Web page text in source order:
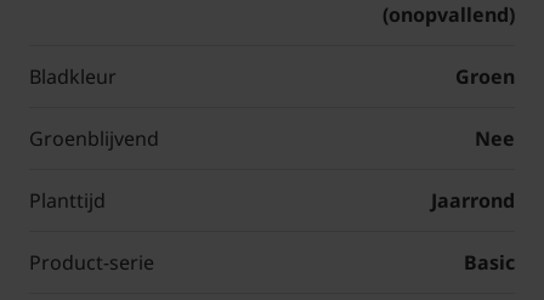
(onopvallend)
Bladkleur Groen
Groenblijvend Nee
Planttijd Jaarrond
Product-serie Basic